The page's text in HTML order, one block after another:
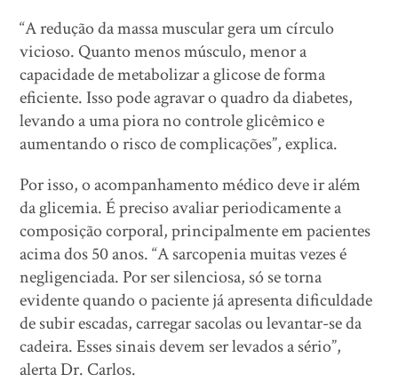
“A redução da massa muscular gera um círculo
vicioso. Quanto menos músculo, menor a
capacidade de metabolizar a glicose de forma
eficiente. Isso pode agravar o quadro da diabetes,
levando a uma piora no controle glicêmico e
aumentando o risco de complicações”, explica.
Por isso, o acompanhamento médico deve ir além
da glicemia. É preciso avaliar periodicamente a
composição corporal, principalmente em pacientes
acima dos 50 anos. “A sarcopenia muitas vezes é
negligenciada. Por ser silenciosa, só se torna
evidente quando o paciente já apresenta dificuldade
de subir escadas, carregar sacolas ou levantar-se da
cadeira. Esses sinais devem ser levados a sério”,
alerta Dr. Carlos.